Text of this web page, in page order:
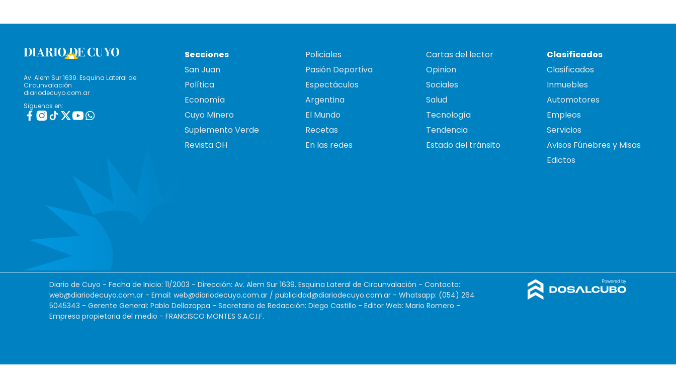
Av. Alem Sur 1639. Esquina Lateral de
Circunvalación
diariodecuyo.com.ar
Siguenos en:
Secciones
San Juan
Política
Economía
Cuyo Minero
Suplemento Verde
Revista OH
Policiales
Pasión Deportiva
Espectáculos
Argentina
El Mundo
Recetas
En las redes
Cartas del lector
Opinion
Sociales
Salud
Tecnología
Tendencia
Estado del tránsito
Clasificados
Clasificados
Inmuebles
Automotores
Empleos
Servicios
Avisos Fúnebres y Misas
Edictos
Diario de Cuyo - Fecha de Inicio: 11/2003 - Dirección: Av. Alem Sur 1639. Esquina Lateral de Circunvalación - Contacto:
web@diariodecuyo.com.ar - Email: web@diariodecuyo.com.ar / publicidad@diariodecuyo.com.ar - Whatsapp: (054) 264
5045343 - Gerente General: Pablo Dellazoppa - Secretario de Redacción: Diego Castillo - Editor Web: Mario Romero -
Empresa propietaria del medio - FRANCISCO MONTES S.A.C.I.F.